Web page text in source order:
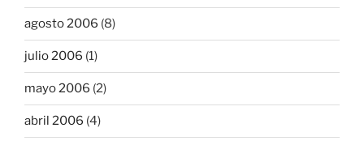
agosto 2006 (8)
julio 2006 (1)
mayo 2006 (2)
abril 2006 (4)